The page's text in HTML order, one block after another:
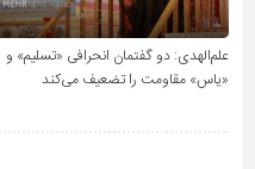
علم‌الهدی: دو گفتمان انحرافی «تسلیم» و
«یاس» مقاومت را تضعیف می‌کند